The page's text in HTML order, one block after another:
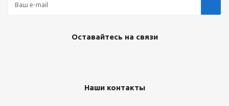
Оставайтесь на связи
Наши контакты